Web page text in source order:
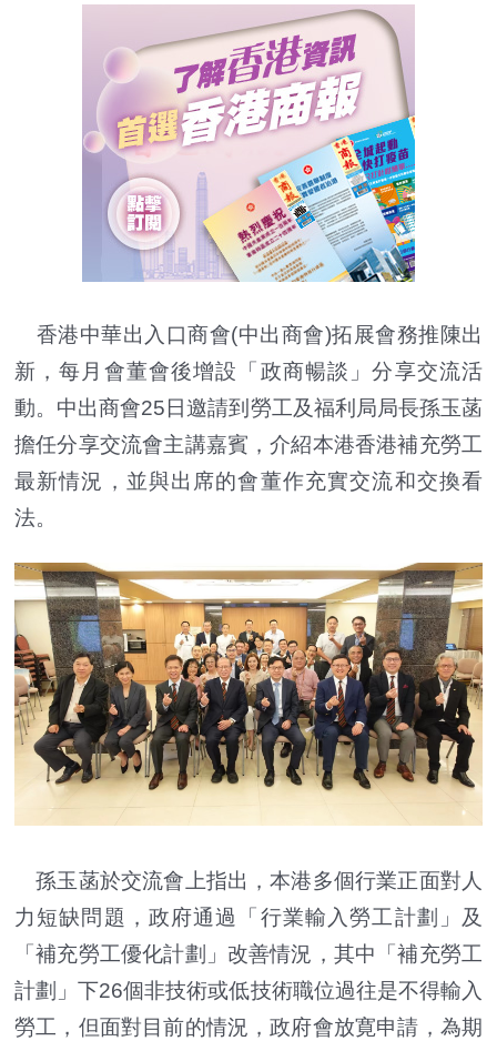
香港中華出入口商會(中出商會)拓展會務推陳出
新，每月會董會後增設「政商暢談」分享交流活
動。中出商會25日邀請到勞工及福利局局長孫玉菡
擔任分享交流會主講嘉賓，介紹本港香港補充勞工
最新情況，並與出席的會董作充實交流和交換看
法。
孫玉菡於交流會上指出，本港多個行業正面對人
力短缺問題，政府通過「行業輸入勞工計劃」及
「補充勞工優化計劃」改善情況，其中「補充勞工
計劃」下26個非技術或低技術職位過往是不得輸入
勞工，但面對目前的情況，政府會放寛申請，為期